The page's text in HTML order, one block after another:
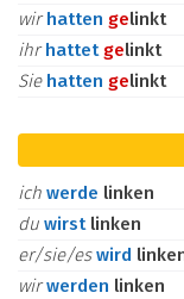
wirhatten gelinkt
ihrhattet gelinkt
Sie hatten gelinkt
ich werde linken
du wirst linken
er/sie/eswird
wirwerden linken